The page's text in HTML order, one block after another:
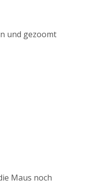
und gezoomt
Maus noch